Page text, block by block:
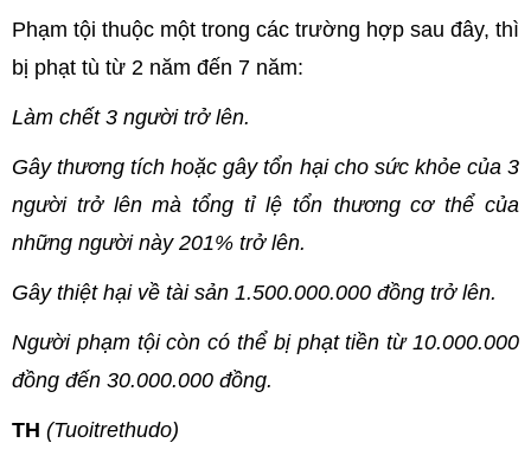
Phạm tội thuộc một trong các trường hợp sau đây, thì
bị phạt tù từ 2 năm đến 7 năm:
Làm chết 3 người trở lên.
Gây thương tích hoặc gây tổn hại cho sức khỏe của 3
người trở lên mà tổng tỉ lệ tổn thương cơ thể của
những người này 201% trở lên.
Gây thiệt hại về tài sản 1.500.000.000 đồng trở lên.
Người phạm tội còn có thể bị phạt tiền từ 10.000.000
đồng đến 30.000.000 đồng.
TH (Tuoitrethudo)